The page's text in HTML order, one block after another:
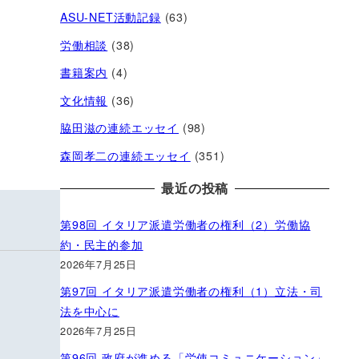
ASU-NET活動記録 (63)
労働相談 (38)
書籍案内 (4)
文化情報 (36)
脇田滋の連続エッセイ (98)
森岡孝二の連続エッセイ (351)
最近の投稿
第98回 イタリア派遣労働者の権利（2）労働協
約・民主的参加
2026年7月25日
第97回 イタリア派遣労働者の権利（1）立法・司
法を中心に
2026年7月25日